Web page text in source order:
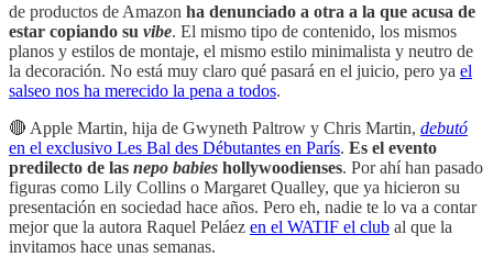
de productos de Amazon ha denunciado a otra a la que acusa de
estar copiando su vibe. El mismo tipo de contenido, los mismos
planos y estilos de montaje, el mismo estilo minimalista y neutro de
la decoración. No está muy claro qué pasará en el juicio, pero ya el
salseo nos ha merecido la pena a todos.
🔴 Apple Martin, hija de Gwyneth Paltrow y Chris Martin, debutó
en el exclusivo Les Bal des Débutantes en París. Es el evento
predilecto de las nepo babies hollywoodienses. Por ahí han pasado
figuras como Lily Collins o Margaret Qualley, que ya hicieron su
presentación en sociedad hace años. Pero eh, nadie te lo va a contar
mejor que la autora Raquel Peláez en el WATIF el club al que la
invitamos hace unas semanas.